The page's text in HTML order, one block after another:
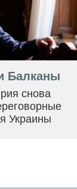
Балканы
снова
Украины